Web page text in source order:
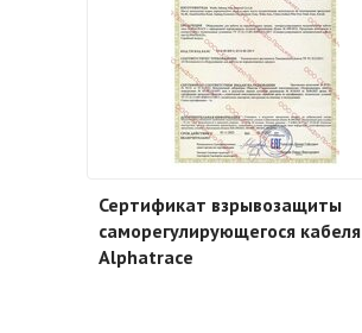
Сертификат взрывозащиты
саморегулирующегося кабеля
Alphatrace